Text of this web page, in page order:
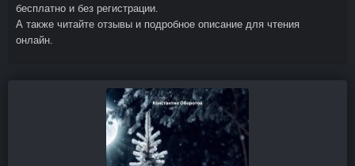
бесплатно и без регистрации.
А также читайте отзывы и подробное описание для чтения
онлайн.